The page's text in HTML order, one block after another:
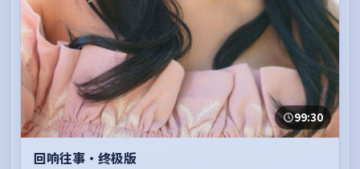
99:30
回响往事·终极版